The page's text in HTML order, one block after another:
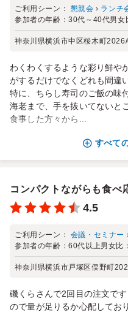
ご利用シーン： 懇親会 › ランチ
参加者の年齢：30代～40代男女
神奈川県横浜市中区桜木町
わくわくするような彩り鮮や
がするだけでなくどれも間違
特に、ちらし寿司のご飯の味
海老まで、手を抜いてないと
食事した方々から...
すべて
コンパクトながらも食べ
4.5
ご利用シーン： 会議・セミナー
参加者の年齢：60代以上男女比：
神奈川県横浜市戸塚区俣野町
磯くらさんで2回目の注文で
ので量が足りるか心配してお